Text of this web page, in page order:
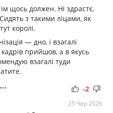
щось должен. Ні здрастє,
з такими ліцами, як
королі.
— дно, і взагалі
прийшов, а в якусь
взагалі туди
••• thumb_up thumb_down
-2
25 Чер 2026